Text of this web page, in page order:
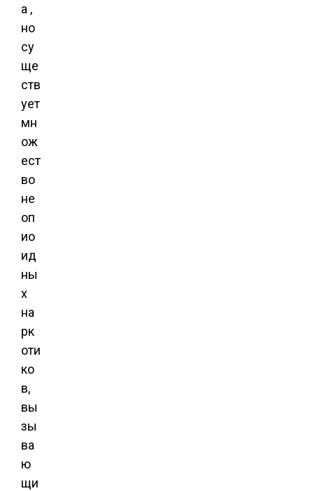
а ,
но
су
ще
ств
ует
мн
ож
ест
во
не
оп
ио
ид
ны
х
на
рк
оти
ко
в,
вы
зы
ва
ю
щи